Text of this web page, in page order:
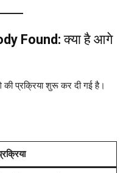
Found: क्या है आगे
प्रक्रिया शुरू कर दी गई है।